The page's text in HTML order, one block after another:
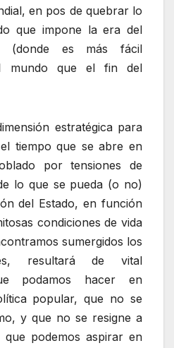
en pos de quebrar lo
que impone la era del
(donde es más fácil
mundo que el fin del
estratégica para
tiempo que se abre en
por tensiones de
lo que se pueda (o no)
del Estado, en función
condiciones de vida
sumergidos los
resultará de vital
podamos hacer en
popular, que no se
y que no se resigne a
podemos aspirar en